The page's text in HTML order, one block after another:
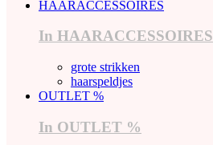
HAARACCESSOIRES
In HAARACCESSOIRES
grote strikken
haarspeldjes
OUTLET %
In OUTLET %